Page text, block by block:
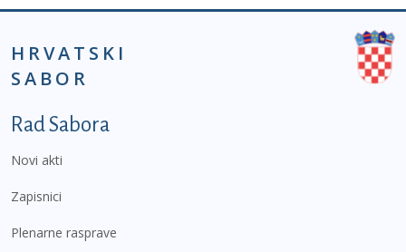
HRVATSKI
SABOR
Podnožje prvi izbornik
Rad Sabora
Novi akti
Zapisnici
Plenarne rasprave